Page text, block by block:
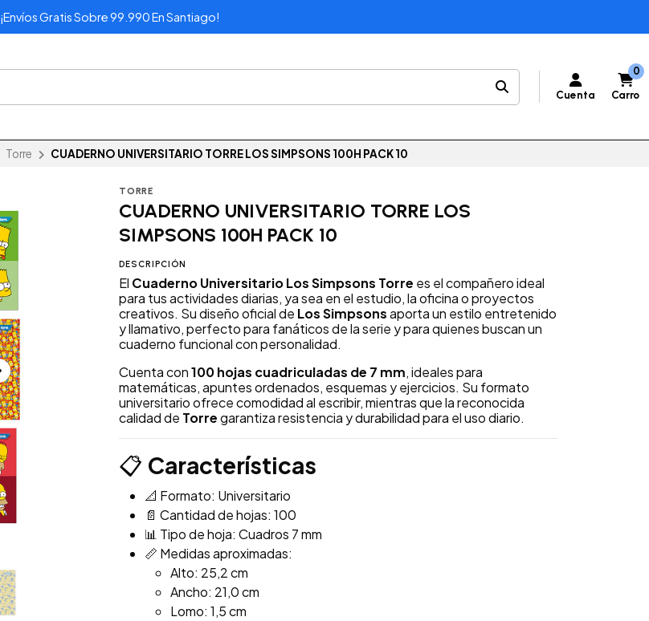
¡Envíos Gratis Sobre 99.990 En Santiago!
Cuenta
0
Carro
Torre CUADERNO UNIVERSITARIO TORRE LOS SIMPSONS 100H PACK 10
TORRE
CUADERNO UNIVERSITARIO TORRE LOS
SIMPSONS 100H PACK 10
DESCRIPCIÓN
El Cuaderno Universitario Los Simpsons Torre es el compañero ideal
para tus actividades diarias, ya sea en el estudio, la oficina o proyectos
creativos. Su diseño oficial de Los Simpsonsaporta un estilo entretenido
y llamativo, perfecto para fanáticos de la serie y para quienes buscan un
cuaderno funcional con personalidad.
Cuenta con100 hojas cuadriculadas de 7 mm, ideales para
matemáticas, apuntes ordenados, esquemas y ejercicios. Su formato
universitario ofrece comodidad al escribir, mientras que la reconocida
calidad de Torregarantiza resistencia y durabilidad para el uso diario.
📋 Características
📐 Formato: Universitario
📄 Cantidad de hojas: 100
📊 Tipo de hoja: Cuadros 7 mm
📏 Medidas aproximadas:
Alto: 25,2 cm
Ancho: 21,0 cm
Lomo: 1,5 cm